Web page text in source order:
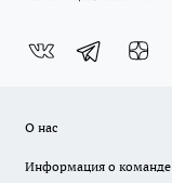
О нас
Информация о команде